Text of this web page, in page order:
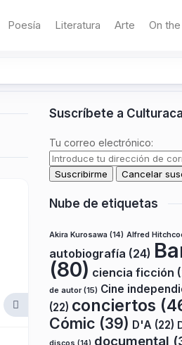
Poesía Literatura Arte On
Suscríbete a Culturaca
Tu correo electrónico:
Nube de etiquetas
Akira Kurosawa (14) Alfred
autobiografía (24)
(80) ciencia ficción
de autor(15) Cine
(22) conciertos
Cómic (39) D'A (22)
documental